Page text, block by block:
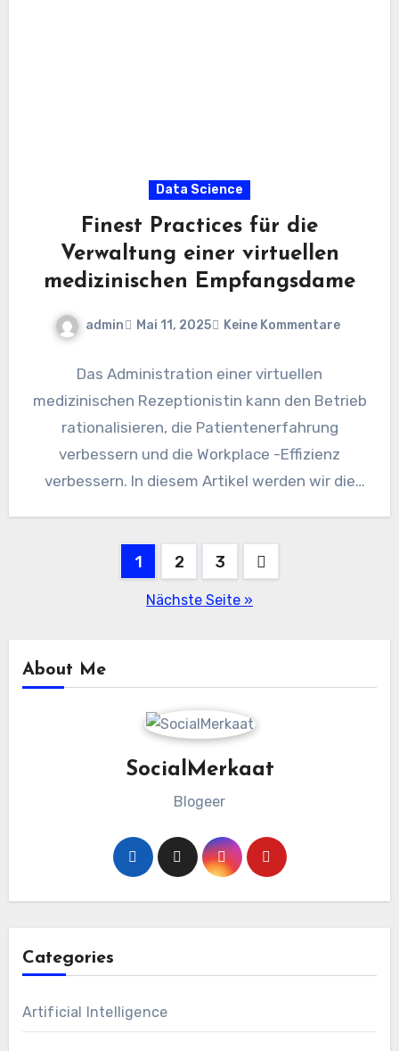
Data Science
Finest Practices für die
Verwaltung einer virtuellen
medizinischen Empfangsdame
admin Mai 11, 2025 Keine Kommentare
Das Administration einer virtuellen
medizinischen Rezeptionistin kann den Betrieb
rationalisieren, die Patientenerfahrung
verbessern und die Workplace -Effizienz
verbessern. In diesem Artikel werden wir die
Beitragsnavigation
1 2 3
Nächste Seite »
About Me
SocialMerkaat
Blogeer
Categories
Artificial Intelligence